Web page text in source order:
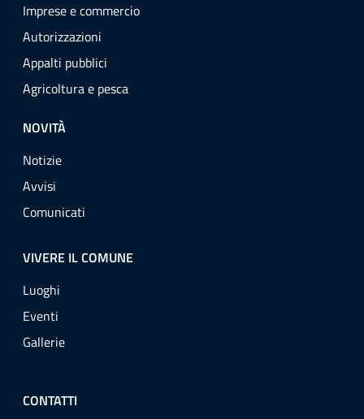
Imprese e commercio
Autorizzazioni
Appalti pubblici
Agricoltura e pesca
NOVITÀ
Notizie
Avvisi
Comunicati
VIVERE IL COMUNE
Luoghi
Eventi
Gallerie
CONTATTI